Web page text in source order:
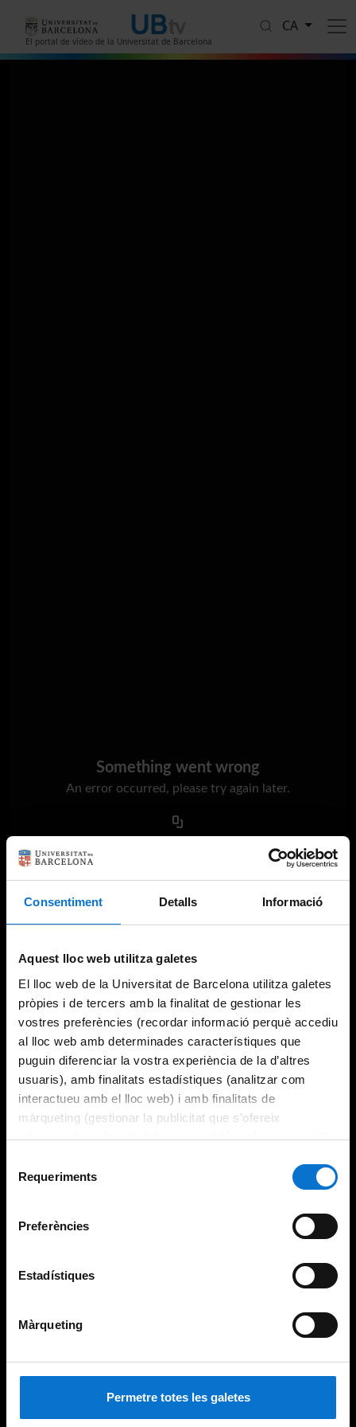
Consentiment Detalls Informació
Aquest lloc web utilitza galetes
El lloc web de la Universitat de Barcelona utilitza galetes
pròpies i de tercers amb la finalitat de gestionar les
vostres preferències (recordar informació perquè accediu
al lloc web amb determinades característiques que
puguin diferenciar la vostra experiència de la d’altres
usuaris), amb finalitats estadístiques (analitzar com
interactueu amb el lloc web) i amb finalitats de
màrqueting (gestionar la publicitat que s’ofereix
adequant-la en funció dels vostres hàbits de navegació).
consultar laPolítica de galetes del lloc web de la
Requeriments
Preferències
Estadístiques
Màrqueting
Permetre totes les galetes
El portal de vídeo de la Universitat de Barcelona
CA
Something went wrong
An error occurred, please try again later.